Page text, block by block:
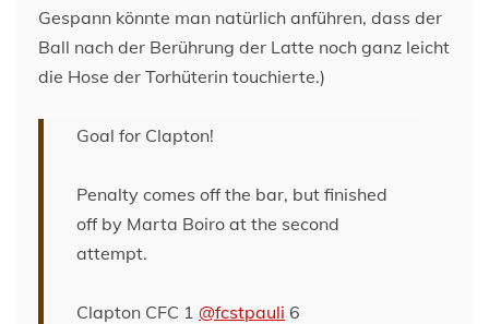
Gespann könnte man natürlich anführen, dass der
Ball nach der Berührung der Latte noch ganz leicht
die Hose der Torhüterin touchierte.)
Goal for Clapton!
Penalty comes off the bar, but finished
off by Marta Boiro at the second
attempt.
Clapton CFC 1 @fcstpauli 6